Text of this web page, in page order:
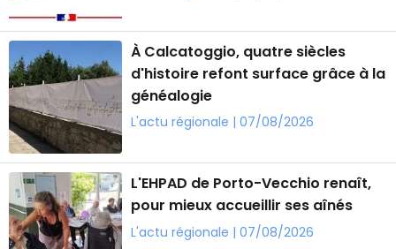
À Calcatoggio, quatre siècles
d'histoire refont surface grâce à la
généalogie
L'actu régionale | 07/08/2026
L'EHPAD de Porto-Vecchio renaît,
pour mieux accueillir ses aînés
L'actu régionale | 07/08/2026